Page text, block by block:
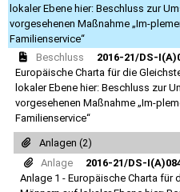
lokaler Ebene hier: Beschluss zur
vorgesehenen Maßnahme „Im-
Familienservice“
Beschluss
2016-21/DS-
Europäische Charta für die
lokaler Ebene hier: Beschluss zur
vorgesehenen Maßnahme „Im-
Familienservice“
Anlagen (2)
Anlage
2016-21/DS-
Anlage 1 - Europäische Charta für